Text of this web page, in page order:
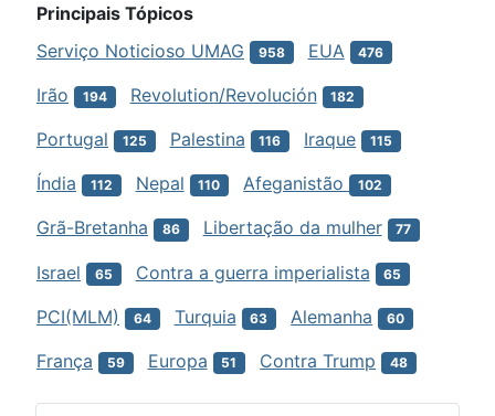
Principais Tópicos
Serviço Noticioso UMAG
958 EUA 476
Irão 194 Revolution/Revolución 182
Portugal 125 Palestina 116 Iraque 115
Índia 112 Nepal 110 Afeganistão 102
Grã-Bretanha 86 Libertação da mulher 77
Israel 65 Contra a guerra imperialista 65
PCI(MLM) 64 Turquia 63 Alemanha 60
França 59 Europa 51 Contra Trump 48